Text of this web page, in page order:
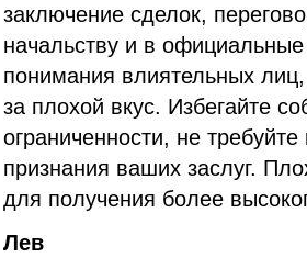
заключение сделок,
начальству и в
понимания влиятельных
за плохой вкус. Избегайте
ограниченности, не
признания ваших заслуг.
для получения более
Лев